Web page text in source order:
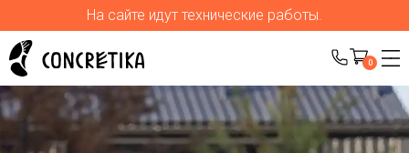
На сайте идут технические работы.
0